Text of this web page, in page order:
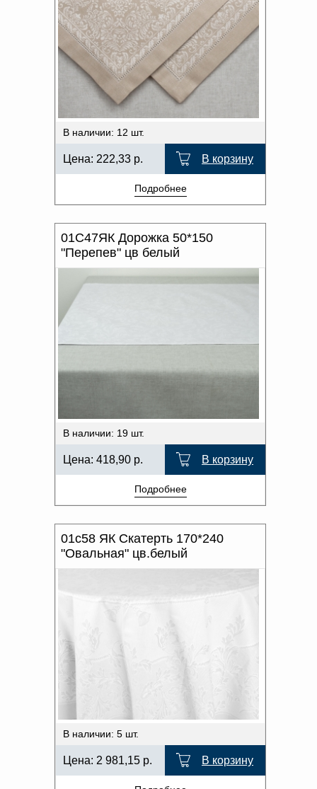
В наличии: 12 шт.
Цена: 222,33 р. В корзину
Подробнее
01С47ЯК Дорожка 50*150
"Перепев" цв белый
В наличии: 19 шт.
Цена: 418,90 р. В корзину
Подробнее
01с58 ЯК Скатерть 170*240
"Овальная" цв.белый
В наличии: 5 шт.
Цена: 2 981,15 р. В корзину